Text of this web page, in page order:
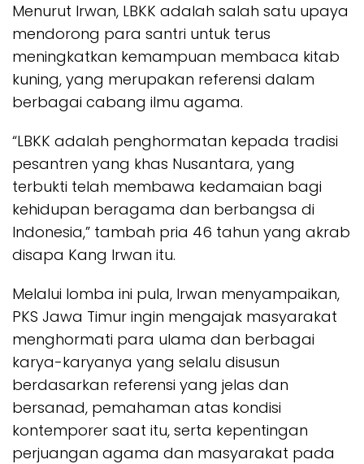
Menurut Irwan, LBKK adalah salah satu upaya
mendorong para santri untuk terus
meningkatkan kemampuan membaca kitab
kuning, yang merupakan referensi dalam
berbagai cabang ilmu agama.
“LBKK adalah penghormatan kepada tradisi
pesantren yang khas Nusantara, yang
terbukti telah membawa kedamaian bagi
kehidupan beragama dan berbangsa di
Indonesia,” tambah pria 46 tahun yang akrab
disapa Kang Irwan itu.
Melalui lomba ini pula, Irwan menyampaikan,
PKS Jawa Timur ingin mengajak masyarakat
menghormati para ulama dan berbagai
karya-karyanya yang selalu disusun
berdasarkan referensi yang jelas dan
bersanad, pemahaman atas kondisi
kontemporer saat itu, serta kepentingan
perjuangan agama dan masyarakat pada